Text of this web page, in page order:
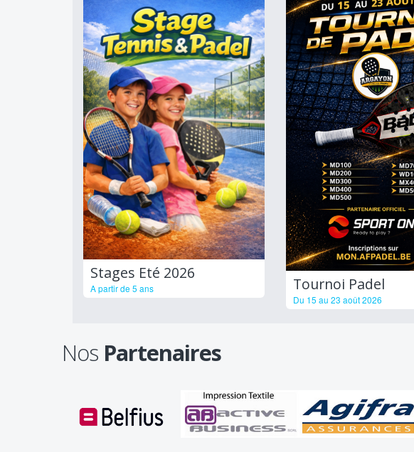
Stages Eté 2026
A partir de 5 ans Tournoi Padel
Du 15 au 23 août 2026
Nos Partenaires